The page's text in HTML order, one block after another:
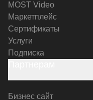
MOST Video
Маркетплейс
Сертификаты
Услуги
Подписка
Бизнес сайт